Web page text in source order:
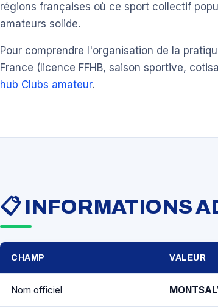
régions françaises où ce sport collectif
amateurs solide.
Pour comprendre l'organisation de la
France (licence FFHB, saison sportive,
hub Clubs amateur.
📋 INFORMATIONS
CHAMP VALEUR
Nom officiel